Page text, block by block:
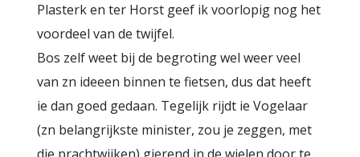
Plasterk en ter Horst geef ik voorlopig nog het
voordeel van de twijfel.
Bos zelf weet bij de begroting wel weer veel
van zn ideeen binnen te fietsen, dus dat heeft
ie dan goed gedaan. Tegelijk rijdt ie Vogelaar
(zn belangrijkste minister, zou je zeggen, met